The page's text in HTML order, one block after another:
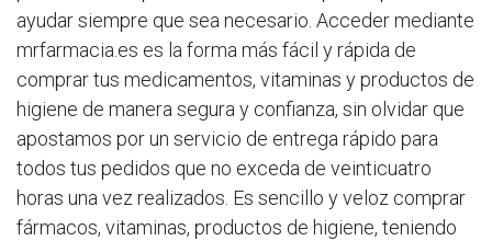
ayudar siempre que sea necesario. Acceder mediante
mrfarmacia.es es la forma más fácil y rápida de
comprar tus medicamentos, vitaminas y productos de
higiene de manera segura y confianza, sin olvidar que
apostamos por un servicio de entrega rápido para
todos tus pedidos que no exceda de veinticuatro
horas una vez realizados. Es sencillo y veloz comprar
fármacos, vitaminas, productos de higiene, teniendo